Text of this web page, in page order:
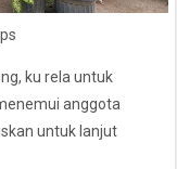
ku rela untuk
anggota
untuk lanjut